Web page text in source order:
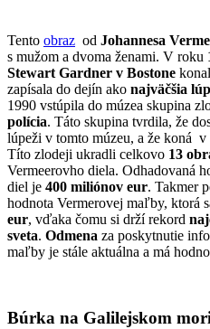
Tento obraz od Johannesa
s mužom a dvoma ženami. V roku
Stewart Gardner v Bostone
zapísala do dejín ako najväčšia
1990 vstúpila do múzea skupina
polícia. Táto skupina tvrdila, že
lúpeži v tomto múzeu, a že koná
Títo zlodeji ukradli celkovo 13
Vermeerovho diela. Odhadovaná
diel je 400 miliónov eur. Takmer
hodnota Vermerovej maľby, ktorá
eur, vďaka čomu si drží rekord
sveta. Odmena za poskytnutie
maľby je stále aktuálna a má
Búrka na Galilejskom